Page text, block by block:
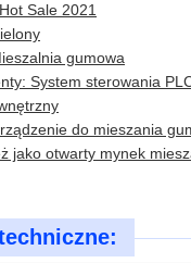
Sale 2021
gumowa
System sterowania
do mieszania
jako otwarty mynek